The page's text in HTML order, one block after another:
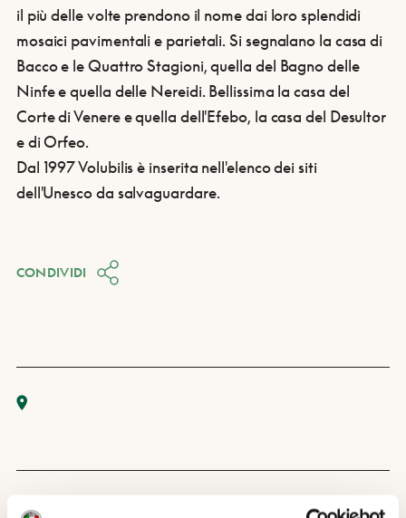
il più delle volte prendono il nome dai loro splendidi
mosaici pavimentali e parietali. Si segnalano la casa di
Bacco e le Quattro Stagioni, quella del Bagno delle
Ninfe e quella delle Nereidi. Bellissima la casa del
Corte di Venere e quella dell'Efebo, la casa del Desultor
e di Orfeo.
Dal 1997 Volubilis è inserita nell'elenco dei siti
dell'Unesco da salvaguardare.
CONDIVIDI